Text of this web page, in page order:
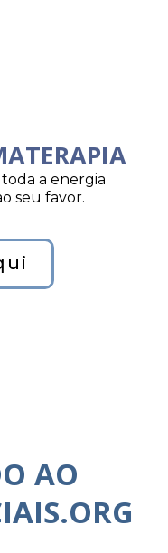
a energia
seu favor.
AO